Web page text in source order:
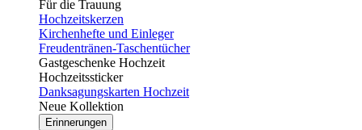
Für die Trauung
Hochzeitskerzen
Kirchenhefte und Einleger
Freudentränen-Taschentücher
Gastgeschenke Hochzeit
Hochzeitssticker
Danksagungskarten Hochzeit
Neue Kollektion
Erinnerungen